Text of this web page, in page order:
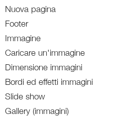
Nuova pagina
Footer
Immagine
Caricare un'immagine
Dimensione immagini
Bordi ed effetti immagini
Slide show
Gallery (immagini)